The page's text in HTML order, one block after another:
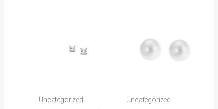
Uncategorized Uncategorized